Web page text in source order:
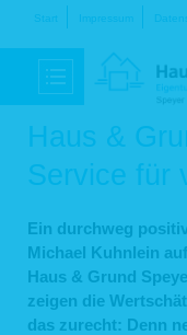
Navigation
Start Impressum
Haus &
Service für
Ein durchweg
Michael Kuhnlein
Haus & Grund
zeigen die
das zurecht: Denn